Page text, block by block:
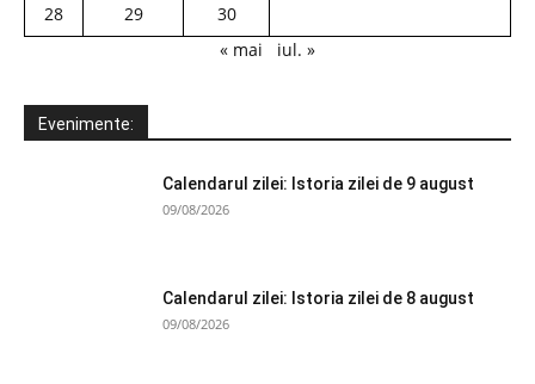
28
29
30
« mai
iul. »
Evenimente:
Calendarul zilei: Istoria zilei de 9 august
09/08/2026
Calendarul zilei: Istoria zilei de 8 august
09/08/2026